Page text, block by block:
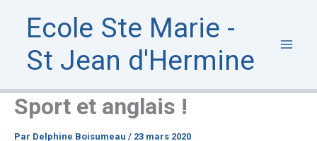
contenu
Ecole Ste Marie -
St Jean d'Hermine
Sport et anglais !
Par Delphine Boisumeau / 23 mars 2020